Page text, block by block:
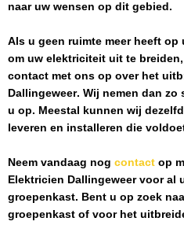
naar uw wensen op dit gebied.
Als u geen ruimte meer heeft
om uw elektriciteit uit te
contact met ons op over het
Dallingeweer. Wij nemen dan
u op. Meestal kunnen wij
leveren en installeren die
Neem vandaag nog contact op
Elektricien Dallingeweervoor al
groepenkast. Bent u op zoek
groepenkast of voor het